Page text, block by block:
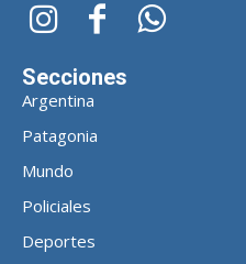
Secciones
Argentina
Patagonia
Mundo
Policiales
Deportes